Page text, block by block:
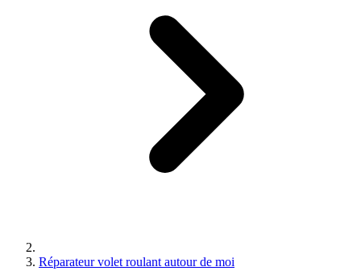
Réparateur volet roulant autour de moi